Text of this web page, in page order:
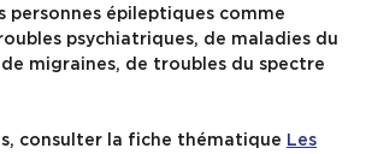
personnes épileptiques comme
psychiatriques, de maladies du
migraines, de troubles du spectre
consulter la fiche thématique Les